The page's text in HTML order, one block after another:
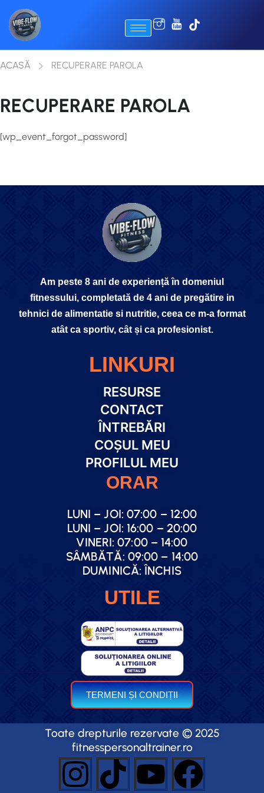
ACASĂ RECUPERARE PAROLA
RECUPERARE PAROLA
[wp_event_forgot_password]
Am peste 8 ani de experiență în domeniul
fitnessului, completată de 4 ani de pregătire in
tehnici de alimentatie si nutritie, ceea ce m-a format
atât ca sportiv, cât și ca profesionist.
LINKURI
RESURSE
CONTACT
ÎNTREBĂRI
COȘUL MEU
PROFILUL MEU
ORAR
LUNI – JOI: 07:00 – 12:00
LUNI – JOI: 16:00 – 20:00
VINERI: 07:00 – 14:00
SÂMBĂTĂ: 09:00 – 14:00
DUMINICĂ: ÎNCHIS
UTILE
TERMENI ȘI CONDIȚII
Toate drepturile rezervate © 2025
fitnesspersonaltrainer.ro